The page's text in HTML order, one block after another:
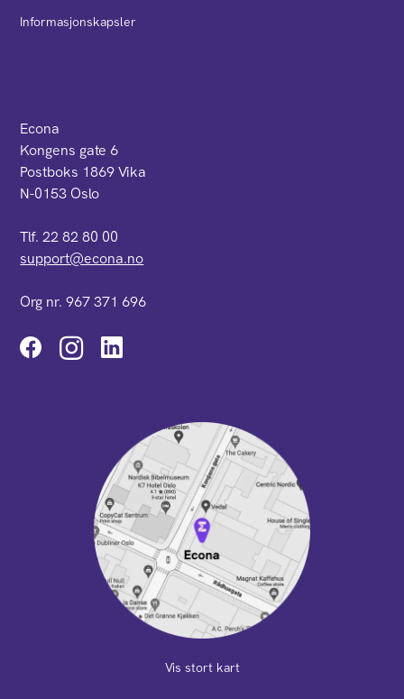
Informasjonskapsler
Econa
Kongens gate 6
Postboks 1869 Vika
N-0153 Oslo
Tlf. 22 82 80 00
support@econa.no
Org nr. 967 371 696
Instagram
Vis stort kart